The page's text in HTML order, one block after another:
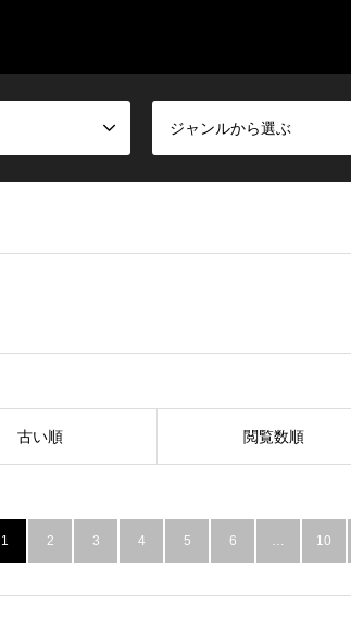
ジャンルから選ぶ
古い順 閲覧数順
1 2 3 4 5 6 … 10